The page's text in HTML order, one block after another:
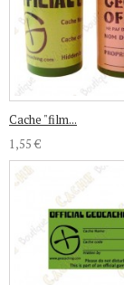
Cache "film...
1,55 €